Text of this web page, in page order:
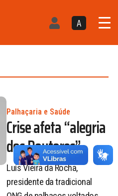
A
Palhaçaria e Saúde
Crise afeta “alegria
dos Doutores”
Luís Vieira da Rocha,
presidente da tradicional